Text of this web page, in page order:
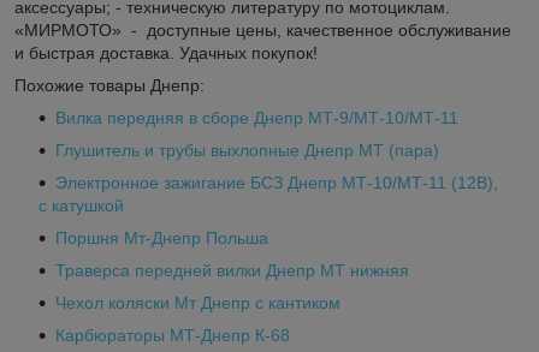
аксессуары; - техническую литературу по мотоциклам.
«МИРМОТО» - доступные цены, качественное обслуживание
и быстрая доставка. Удачных покупок!
Похожие товары Днепр:
Вилка передняя в сборе Днепр МТ-9/МТ-10/МТ-11
Глушитель и трубы выхлопные Днепр МТ (пара)
Электронное зажигание БСЗ Днепр МТ-10/МТ-11 (12В),
с катушкой
Поршня Мт-Днепр Польша
Траверса передней вилки Днепр МТ нижняя
Чехол коляски Мт Днепр с кантиком
Карбюраторы МТ-Днепр К-68